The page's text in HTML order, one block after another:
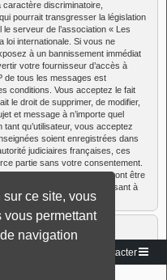
ce site, vous
vous permettant
navigation
discriminatoire,
pourrait transgresser la législation
serveur de l’association « Les
loi internationale. Si vous ne
à un bannissement immédiat
votre fournisseur d’accès à
de tous les messages est
conditions. Vous acceptez le fait
le droit de supprimer, de modifier,
et message à n’importe quel
qu’utilisateur, vous acceptez
soient enregistrées dans
judiciaires françaises, ces
partie sans votre consentement.
», ni phpBB, ne pourront être
de piratage informatique visant à
Nous contacter